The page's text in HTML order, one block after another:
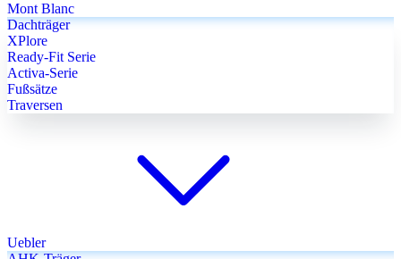
Mont Blanc
Dachträger
XPlore
Ready-Fit Serie
Activa-Serie
Fußsätze
Traversen
Uebler